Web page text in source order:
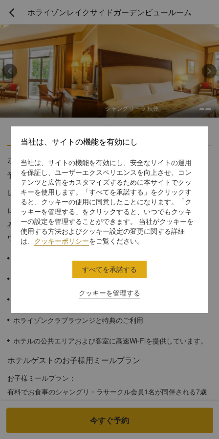
 ホライゾンレイクサイドガーデンビュールーム
シャングリ・ラ 杭州
 
ホライゾンレイクサイドガーデンビュールーム
予約受付窓口の電話番号 1 866 565 5050
レイクサイドの庭園の眺め
レイクサイドの庭園の眺めに加えホライゾンクラブ特典をお楽し
みいただけるホライゾンレイクサイドガーデンビュールームは、
ワンランク上のサービスをご希望の旅行者に最適なお部屋です。
西湖のそばにあるホテルの庭園の眺め
ホライゾンクラブラウンジと特典のご利用
ホテルの公共エリアおよび客室に高速Wi-Fiを提供しています。
ホテルゲストのお子様用ミールプラン
お子様ミールプラン：
有料でお食事のシャングリ・ラサークル会員1名が同伴される7歳
未満のお子様は、最大2名までオールデイダイニングのビュッフェ
を無料でお楽しみいただけます。3人目以降の7歳未満のお子様、
および７～11歳のお子様は50％割引でご利用いただけます。
今すぐ予約
当社は、サイトの機能を有効にし
当社は、サイトの機能を有効にし、安全なサイトの運用
を保証し、ユーザーエクスペリエンスを向上させ、コン
テンツと広告をカスタマイズするために本サイトでクッ
キーを使用します。「すべてを承諾する」をクリックす
ると、クッキーの使用に同意したことになります。「ク
ッキーを管理する」をクリックすると、いつでもクッキ
ーの設定を管理することができます。 当社がクッキーを
使用する方法およびクッキー設定の変更に関する詳細
は、 クッキーポリシーをご覧ください。
クッキーを管理する
すべてを承諾する